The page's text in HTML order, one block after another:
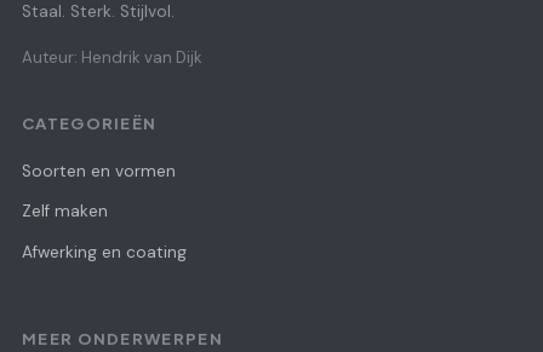
Staal. Sterk. Stijlvol.
Auteur: Hendrik van Dijk
CATEGORIEËN
Soorten en vormen
Zelf maken
Afwerking en coating
MEER ONDERWERPEN